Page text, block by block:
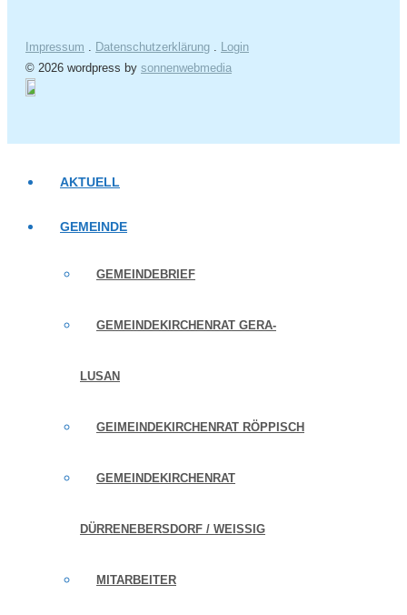
Impressum . Datenschutzerklärung . Login
© 2026 wordpress by sonnenwebmedia
AKTUELL
GEMEINDE
GEMEINDEBRIEF
GEMEINDEKIRCHENRAT GERA-
LUSAN
GEIMEINDEKIRCHENRAT RÖPPISCH
GEMEINDEKIRCHENRAT
DÜRRENEBERSDORF / WEISSIG
MITARBEITER